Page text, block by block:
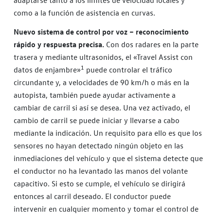
como a la función de asistencia en curvas.
Nuevo sistema de control por voz – reconocimiento
rápido y respuesta precisa. Con dos radares en la parte
trasera y mediante ultrasonidos, el «Travel Assist con
datos de enjambre»1 puede controlar el tráfico
circundante y, a velocidades de 90 km/h o más en la
autopista, también puede ayudar activamente a
cambiar de carril si así se desea. Una vez activado, el
cambio de carril se puede iniciar y llevarse a cabo
mediante la indicación. Un requisito para ello es que los
sensores no hayan detectado ningún objeto en las
inmediaciones del vehículo y que el sistema detecte que
el conductor no ha levantado las manos del volante
capacitivo. Si esto se cumple, el vehículo se dirigirá
entonces al carril deseado. El conductor puede
intervenir en cualquier momento y tomar el control de